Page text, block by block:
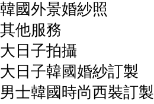
韓國外景婚紗照
其他服務
大日子拍攝
大日子韓國婚紗訂製
男士韓國時尚西裝訂製